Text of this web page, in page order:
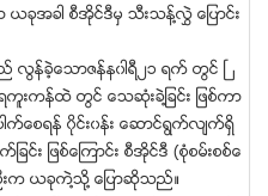
ယခုအခါ စီအုိင္ဒီမွ သီးသန္႔လႊဲ ေျပာင္း
န္ခဲ့ေသာဇန္န၀ါရီ၂၁ ရက္ တြင္ ၿ
းကန္ထဲ တြင္ ေသဆံုးခဲ႔ျခင္း ျဖစ္ကာ
ါက္ေစရန္ ၀ိုင္း၀န္း ေဆာင္ရြက္လ်က္ရွိ
င္း ျဖစ္ေၾကာင္း စီအုိင္ဒီ (စံုစမ္းစစ္ေ
ဦးက ယခုကဲ႔သို႔ ေျပာဆိုသည္။